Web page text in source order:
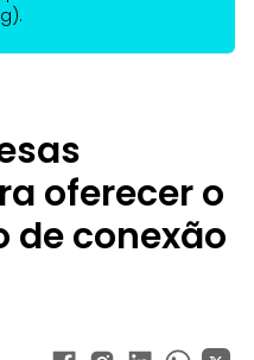
oferecer o
de conexão